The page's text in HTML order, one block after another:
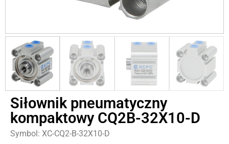
Siłownik pneumatyczny
kompaktowy CQ2B-32X10-D
Symbol: XC-CQ2-B-32X10-D